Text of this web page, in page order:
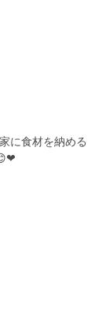
に食材を納める